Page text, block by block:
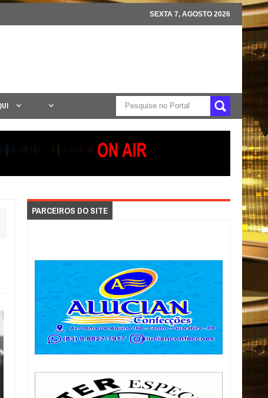
SEXTA 7, AGOSTO 2026
PARCEIROS DO SITE